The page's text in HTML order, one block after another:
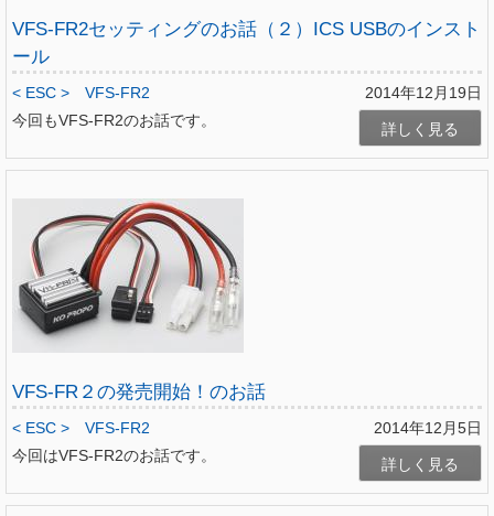
VFS-FR2セッティングのお話（２）ICS USBのインスト
ール
2014年12月19日
< ESC >
VFS-FR2
今回もVFS-FR2のお話です。
詳しく見る
VFS-FR２の発売開始！のお話
2014年12月5日
< ESC >
VFS-FR2
今回はVFS-FR2のお話です。
詳しく見る